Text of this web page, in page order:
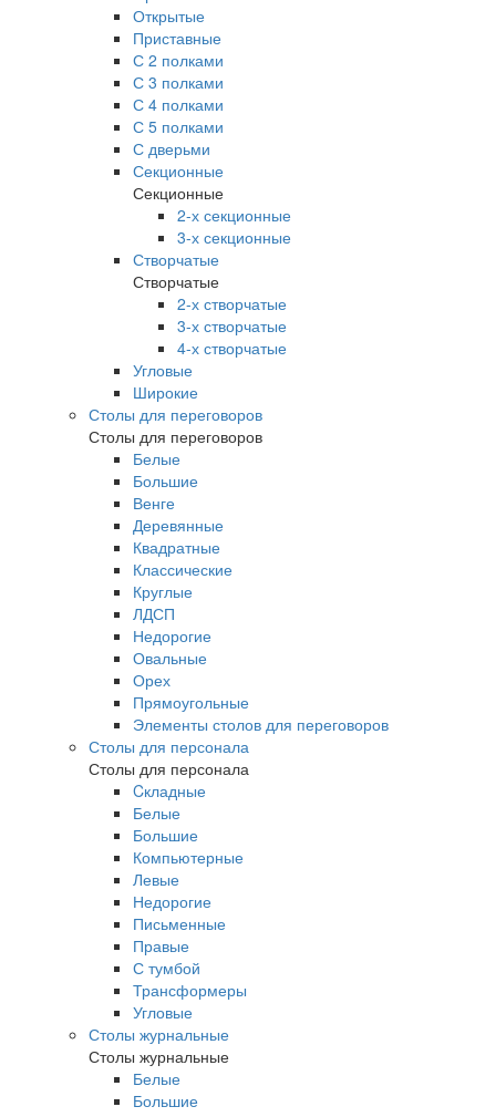
Открытые
Приставные
С 2 полками
С 3 полками
С 4 полками
С 5 полками
С дверьми
Секционные
Секционные
2-х секционные
3-х секционные
Створчатые
Створчатые
2-х створчатые
3-х створчатые
4-х створчатые
Угловые
Широкие
Столы для переговоров
Столы для переговоров
Белые
Большие
Венге
Деревянные
Квадратные
Классические
Круглые
ЛДСП
Недорогие
Овальные
Орех
Прямоугольные
Элементы столов для переговоров
Столы для персонала
Столы для персонала
Cкладные
Белые
Большие
Компьютерные
Левые
Недорогие
Письменные
Правые
С тумбой
Трансформеры
Угловые
Столы журнальные
Столы журнальные
Белые
Большие